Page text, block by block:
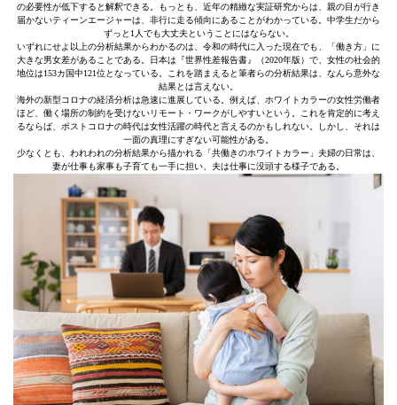
の必要性が低下すると解釈できる。もっとも、近年の精緻な実証研究からは、親の目が行き
届かないティーンエージャーは、非行に走る傾向にあることがわかっている。中学生だから
ずっと1人でも大丈夫ということにはならない。
いずれにせよ以上の分析結果からわかるのは、令和の時代に入った現在でも、「働き方」に
大きな男女差があることである。日本は『世界性差報告書』（2020年版）で、女性の社会的
地位は153カ国中121位となっている。これを踏まえると筆者らの分析結果は、なんら意外な
結果とは言えない。
海外の新型コロナの経済分析は急速に進展している。例えば、ホワイトカラーの女性労働者
ほど、働く場所の制約を受けないリモート・ワークがしやすいという。これを肯定的に考え
るならば、ポストコロナの時代は女性活躍の時代と言えるのかもしれない。しかし、それは
一面の真理にすぎない可能性がある。
少なくとも、われわれの分析結果から描かれる「共働きのホワイトカラー」夫婦の日常は、
妻が仕事も家事も子育ても一手に担い、夫は仕事に没頭する様子である。